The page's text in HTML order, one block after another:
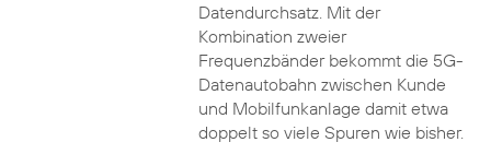
Datendurchsatz. Mit der
Kombination zweier
Frequenzbänder bekommt die 5G-
Datenautobahn zwischen Kunde
und Mobilfunkanlage damit etwa
doppelt so viele Spuren wie bisher.